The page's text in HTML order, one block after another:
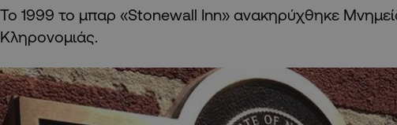
Το 1999 το μπαρ «Stonewall Inn» ανακηρύχθηκε
Κληρονομιάς.